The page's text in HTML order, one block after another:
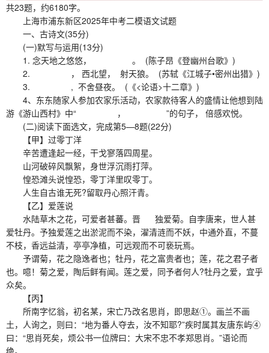
共23题，约6180字。
上海市浦东新区2025年中考二模语文试题
一、古诗文(35分)
(一)默写与运用(13分)
1. 念天地之悠悠， 。 (陈子昂《登幽州台歌》)
2. ， 西北望， 射天狼。 (苏轼《江城子•密州出猎》)
3. , 不舍昼夜。 (《<论语>十二章》)
4、东东随家人参加农家乐活动，农家款待客人的盛情让他想到陆
游《游山西村》中“ ， ”的句子， 倍感欢悦。
(二)阅读下面选文，完成第5—8题(22分)
【甲】过零丁洋
辛苦遭逢起一经，干戈寥落四周星。
山河破碎风飘絮，身世浮沉雨打萍。
惶恐滩头说惶恐，零丁洋里叹零丁。
人生自古谁无死?留取丹心照汗青。
【乙】爱莲说
水陆草木之花，可爱者甚蕃。晋 独爱菊。自李唐来，世人甚
爱牡丹。予独爱莲之出淤泥而不染，濯清涟而不妖，中通外直，不蔓
不枝，香远益清，亭亭净植，可远观而不可亵玩焉。
予谓菊，花之隐逸者也；牡丹，花之富贵者也；莲，花之君子者
也。噫！菊之爱，陶后鲜有闻。莲之爱，同予者何人?牡丹之爱，宜乎
众矣。
【丙】
所南字忆翁，初名某，宋亡乃改名思肖，即思赵①。画兰不画
土，人询之，则曰：“地为番人夺去，汝不知耶?”疾时属其友唐东屿④
曰：“思肖死矣，烦公书一位牌曰：大宋不忠不孝郑思肖。”语论而
绝。